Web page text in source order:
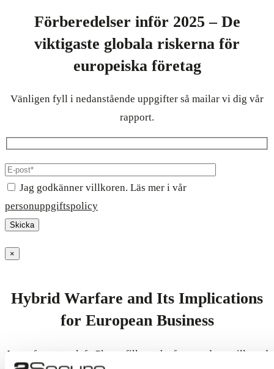
Förberedelser inför 2025 – De
viktigaste globala riskerna för
europeiska företag
Vänligen fyll i nedanstående uppgifter så mailar vi dig vår
rapport.
Jag godkänner villkoren. Läs mer i vår
personuppgiftspolicy
×
Hybrid Warfare and Its Implications
for European Business
Just a few steps left. Please fill out the form and we will send